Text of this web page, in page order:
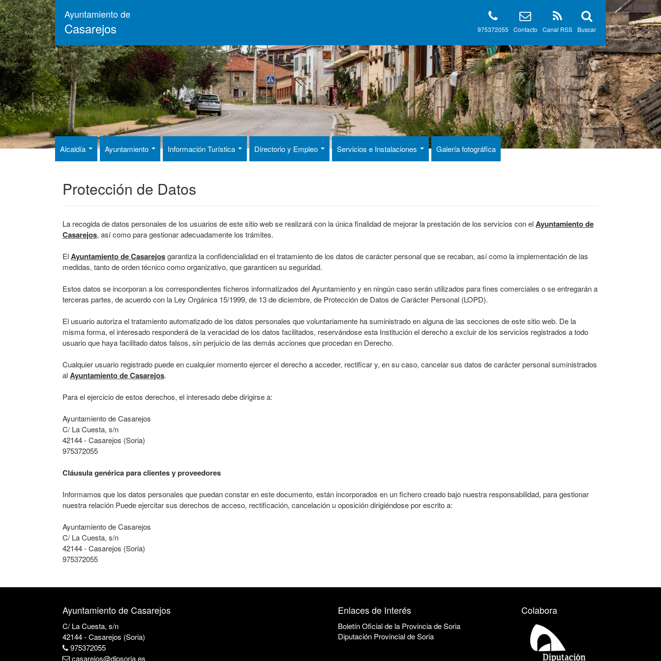
Pasar
al
contenido
principal
Ayuntamiento de
Casarejos Buscar
Canal RSS
Contacto
975372055
Alcaldía Ayuntamiento Información Turística Directorio y Empleo Servicios e Instalaciones Galería fotográfica
Protección de Datos
La recogida de datos personales de los usuarios de este sitio web se realizará con la única finalidad de mejorar la prestación de los servicios con elAyuntamiento de
Casarejos, así como para gestionar adecuadamente los trámites.
ElAyuntamiento de Casarejosgarantiza la confidencialidad en el tratamiento de los datos de carácter personal que se recaban, así como la implementación de las
medidas, tanto de orden técnico como organizativo, que garanticen su seguridad.
Estos datos se incorporan a los correspondientes ficheros informatizados del Ayuntamiento y en ningún caso serán utilizados para fines comerciales o se entregarán a
terceras partes, de acuerdo con la Ley Orgánica 15/1999, de 13 de diciembre, de Protección de Datos de Carácter Personal (LOPD).
El usuario autoriza el tratamiento automatizado de los datos personales que voluntariamente ha suministrado en alguna de las secciones de este sitio web. De la
misma forma, el interesado responderá de la veracidad de los datos facilitados, reservándose esta Institución el derecho a excluir de los servicios registrados a todo
usuario que haya facilitado datos falsos, sin perjuicio de las demás acciones que procedan en Derecho.
Cualquier usuario registrado puede en cualquier momento ejercer el derecho a acceder, rectificar y, en su caso, cancelar sus datos de carácter personal suministrados
alAyuntamiento de Casarejos.
Para el ejercicio de estos derechos, el interesado debe dirigirse a:
Ayuntamiento de Casarejos
C/ La Cuesta, s/n
42144 - Casarejos (Soria)
975372055
Cláusula genérica para clientes y proveedores
Informamos que los datos personales que puedan constar en este documento, están incorporados en un fichero creado bajo nuestra responsabilidad, para gestionar
nuestra relación Puede ejercitar sus derechos de acceso, rectificación, cancelación u oposición dirigiéndose por escrito a:
Ayuntamiento de Casarejos
C/ La Cuesta, s/n
42144 - Casarejos (Soria)
975372055
Ayuntamiento de Casarejos
C/ La Cuesta, s/n
42144 - Casarejos (Soria)
975372055
casarejos@dipsoria.es
Enlaces de Interés
Boletín Oficial de la Provincia de Soria
Diputación Provincial de Soria
Colabora